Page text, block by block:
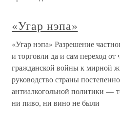
«Угар нэпа»
«Угар нэпа» Разрешение
и торговли да и сам переход
гражданской войны к мирной
руководство страны
антиалкогольной политики —
ни пиво, ни вино не были